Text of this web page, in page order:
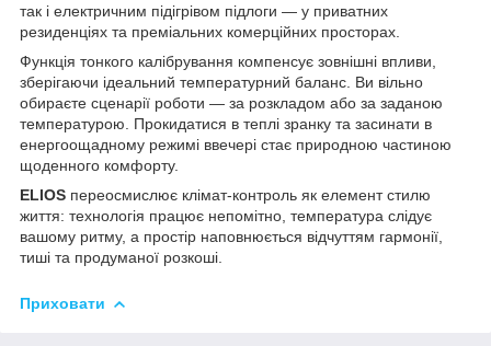
так і електричним підігрівом підлоги — у приватних
резиденціях та преміальних комерційних просторах.
Функція тонкого калібрування компенсує зовнішні впливи,
зберігаючи ідеальний температурний баланс. Ви вільно
обираєте сценарії роботи — за розкладом або за заданою
температурою. Прокидатися в теплі зранку та засинати в
енергоощадному режимі ввечері стає природною частиною
щоденного комфорту.
ELIOS переосмислює клімат-контроль як елемент стилю
життя: технологія працює непомітно, температура слідує
вашому ритму, а простір наповнюється відчуттям гармонії,
тиші та продуманої розкоші.
Приховати